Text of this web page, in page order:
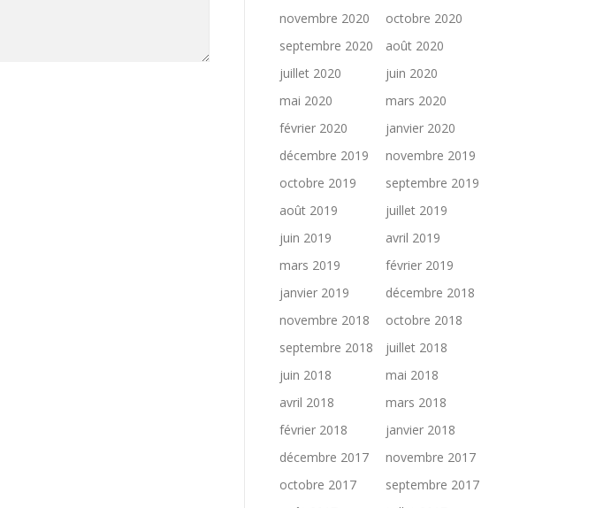
novembre 2020
octobre 2020
septembre 2020
août 2020
juillet 2020
juin 2020
mai 2020
mars 2020
février 2020
janvier 2020
décembre 2019
novembre 2019
octobre 2019
septembre 2019
août 2019
juillet 2019
juin 2019
avril 2019
mars 2019
février 2019
janvier 2019
décembre 2018
novembre 2018
octobre 2018
septembre 2018
juillet 2018
juin 2018
mai 2018
avril 2018
mars 2018
février 2018
janvier 2018
décembre 2017
novembre 2017
octobre 2017
septembre 2017